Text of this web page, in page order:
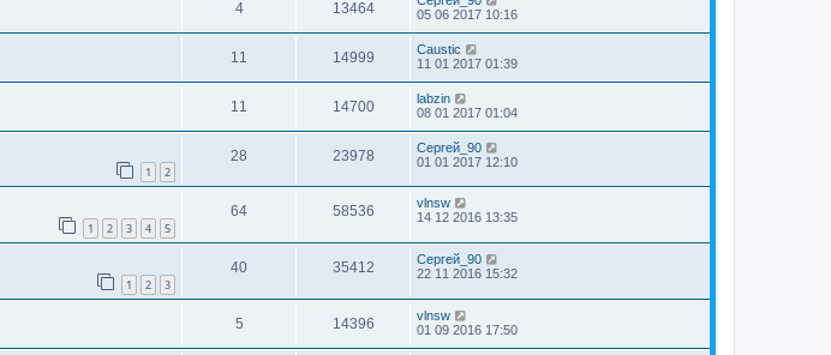
4 13464
05 06 2017 10:16
11 14999
Caustic
11 01 2017 01:39
11 14700
labzin
08 01 2017 01:04
1 2
28 23978
Сергей_90
01 01 2017 12:10
1 2 3 4 5
64 58536
vlnsw
14 12 2016 13:35
1 2 3
40 35412
Сергей_90
22 11 2016 15:32
5 14396
vlnsw
01 09 2016 17:50